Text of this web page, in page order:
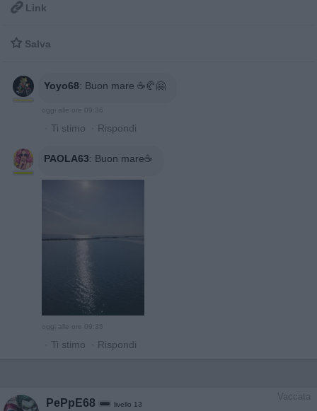
 Link
 Salva
Yoyo68: Buon mare ☕️🥐🤗
oggi alle ore 09:36
· Ti stimo · Rispondi
PAOLA63: Buon mare☕️
oggi alle ore 09:36
· Ti stimo · Rispondi
Vaccata
PePpE68 livello 13